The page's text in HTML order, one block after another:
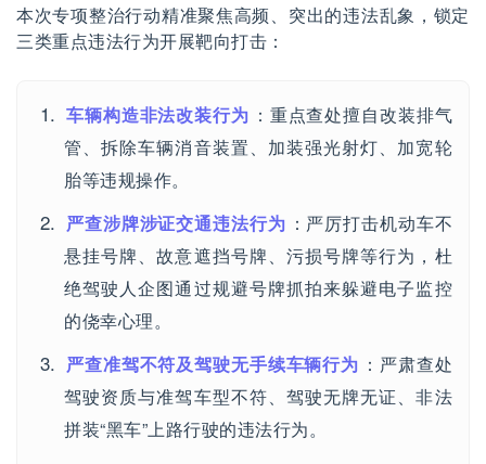
本次专项整治行动精准聚焦高频、突出的违法乱象，锁定
三类重点违法行为开展靶向打击：
车辆构造非法改装行为 ：重点查处擅自改装排气
管、拆除车辆消音装置、加装强光射灯、加宽轮
胎等违规操作。
严查涉牌涉证交通违法行为 ：严厉打击机动车不
悬挂号牌、故意遮挡号牌、污损号牌等行为，杜
绝驾驶人企图通过规避号牌抓拍来躲避电子监控
的侥幸心理。
严查准驾不符及驾驶无手续车辆行为 ：严肃查处
驾驶资质与准驾车型不符、驾驶无牌无证、非法
拼装“黑车”上路行驶的违法行为。